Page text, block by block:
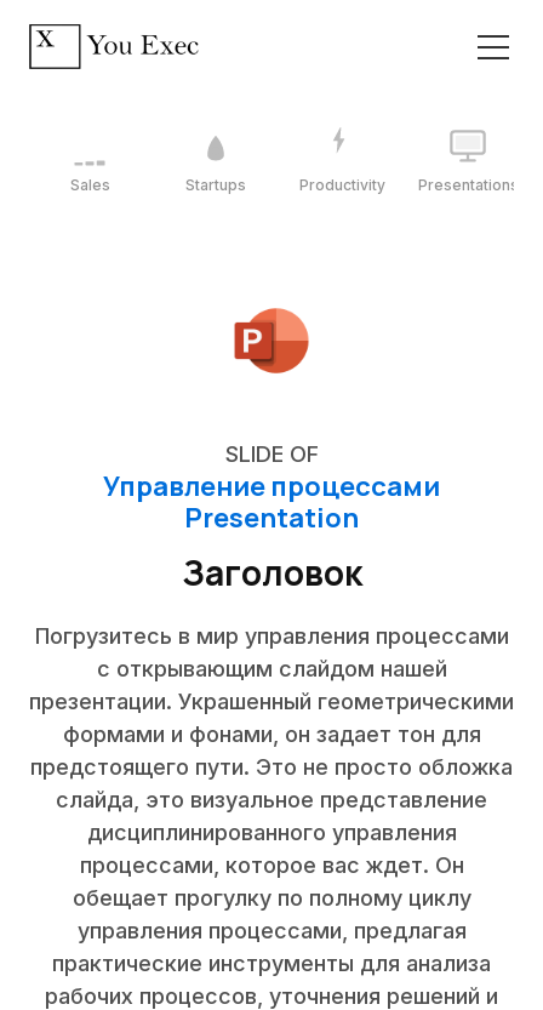
Sales Startups Productivity Presentations
SLIDE OF
Управление процессами
Presentation
Заголовок
Погрузитесь в мир управления процессами
с открывающим слайдом нашей
презентации. Украшенный геометрическими
формами и фонами, он задает тон для
предстоящего пути. Это не просто обложка
слайда, это визуальное представление
дисциплинированного управления
процессами, которое вас ждет. Он
обещает прогулку по полному циклу
управления процессами, предлагая
практические инструменты для анализа
рабочих процессов, уточнения решений и